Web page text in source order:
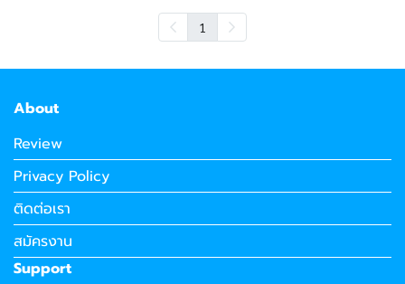
1
About
Review
Privacy Policy
ติดต่อเรา
สมัครงาน
Support